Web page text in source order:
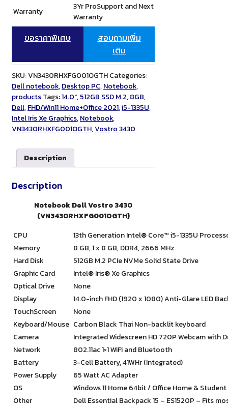
Warranty
3Yr ProSupport and Next Business Day Onsite
Warranty
ขอราคาพิเศษ
สอบถามเพิ่ม
เติม
SKU:VN3430RHXFG001OGTHCategories:
Dell notebook,Desktop PC,Notebook,
productsTags:14.0",512GB SSD M.2,8GB,
Dell,FHD/Win11 Home+Office 2021,i5-1335U,
Intel Iris Xe Graphics,Notebook,
VN3430RHXFG001OGTH,Vostro 3430
Description
Description
Notebook Dell Vostro 3430
(VN3430RHXFG001OGTH)
CPU
13th Generation Intel® Core™ i5-1335U
Memory
8 GB, 1 x 8 GB, DDR4, 2666 MHz
Hard Disk
512GB M.2 PCIe NVMe Solid State Drive
Graphic Card
Intel® Iris® Xe Graphics
Optical Drive
None
Display
14.0-inch FHD (1920 x 1080) Anti-Glare LED
TouchScreen
None
Keyboard/Mouse Carbon Black Thai Non-backlit keyboard
Camera
Integrated Widescreen HD 720P Webcam with
Network
802.11ac 1×1 WiFi and Bluetooth
Battery
3-Cell Battery, 41WHr (Integrated)
Power Supply
65 Watt AC Adapter
OS
Windows 11 Home 64bit / Office Home & Student
Other
Dell Essential Backpack 15 – ES1520P – Fits